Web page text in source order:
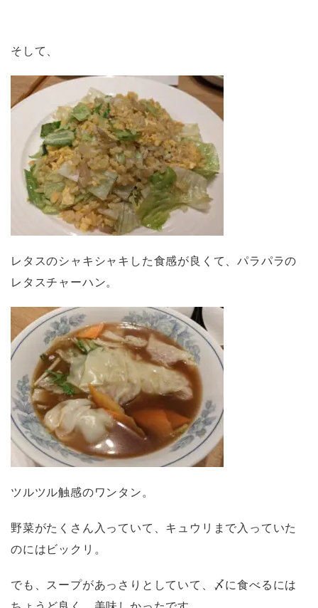
そして、
レタスのシャキシャキした食感が良くて、パラパラの
レタスチャーハン。
ツルツル触感のワンタン。
野菜がたくさん入っていて、キュウリまで入っていた
のにはビックリ。
でも、スープがあっさりとしていて、〆に食べるには